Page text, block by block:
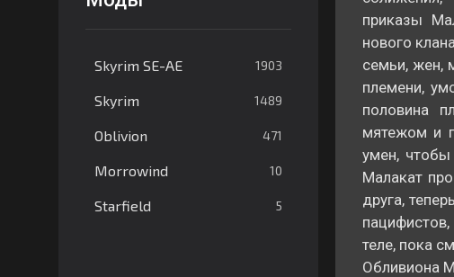
Skyrim SE-AE 1903
Skyrim 1489
Oblivion 471
Morrowind 10
Starfield 5
приказы
нового
семьи, жен,
племени,
половина
мятежом и
умен,
Малакат
друга,
теле, пока
Обливиона